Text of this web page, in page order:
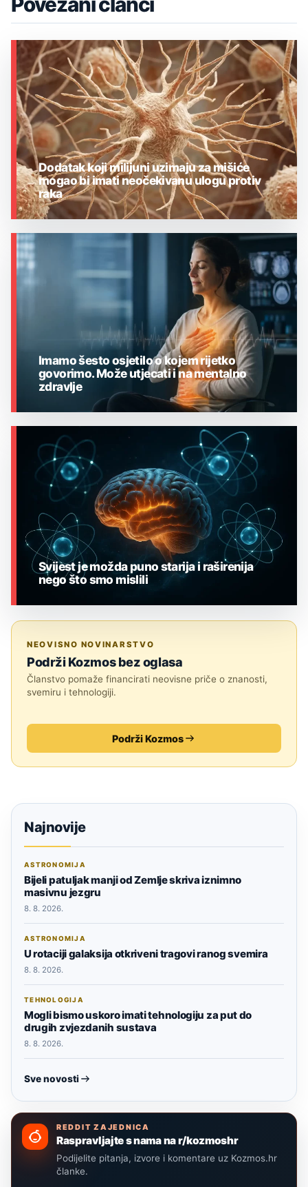
Dodatak koji milijuni uzimaju za mišiće
mogao bi imati neočekivanu ulogu protiv
raka
MEDICINA
Imamo šesto osjetilo o kojem rijetko
govorimo. Može utjecati i na mentalno
zdravlje
Svijest je možda puno starija i raširenija
nego što smo mislili
NEOVISNO NOVINARSTVO
Podrži Kozmos bez oglasa
Članstvo pomaže financirati neovisne priče o znanosti,
svemiru i tehnologiji.
Podrži Kozmos
Najnovije
ASTRONOMIJA
Bijeli patuljak manji od Zemlje skriva iznimno
masivnu jezgru
8. 8. 2026.
ASTRONOMIJA
U rotaciji galaksija otkriveni tragovi ranog svemira
8. 8. 2026.
TEHNOLOGIJA
Mogli bismo uskoro imati tehnologiju za put do
drugih zvjezdanih sustava
8. 8. 2026.
Sve novosti
REDDIT ZAJEDNICA
Raspravljajte s nama na r/kozmoshr
Podijelite pitanja, izvore i komentare uz Kozmos.hr
članke.